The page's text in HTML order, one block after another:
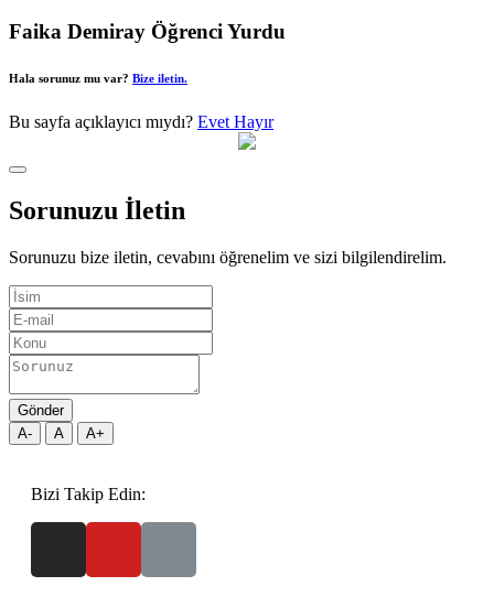
Faika Demiray Öğrenci Yurdu
Hala sorunuz mu var? Bize iletin.
Bu sayfa açıklayıcı mıydı? Evet Hayır
Sorunuzu İletin
Sorunuzu bize iletin, cevabını öğrenelim ve sizi bilgilendirelim.
Gönder
A-
A A+
Bizi Takip Edin: